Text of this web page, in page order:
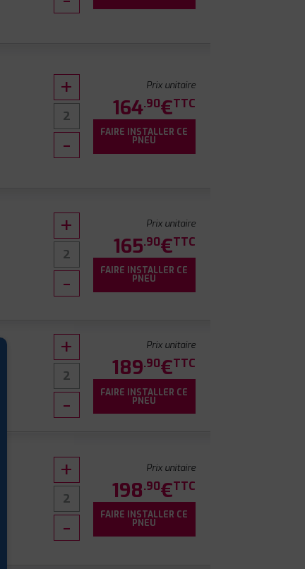
Prix unitaire
164.90€TTC
FAIRE INSTALLER CE
PNEU
Prix unitaire
165.90€TTC
FAIRE INSTALLER CE
PNEU
Prix unitaire
189.90€TTC
FAIRE INSTALLER CE
PNEU
Prix unitaire
198.90€TTC
FAIRE INSTALLER CE
PNEU